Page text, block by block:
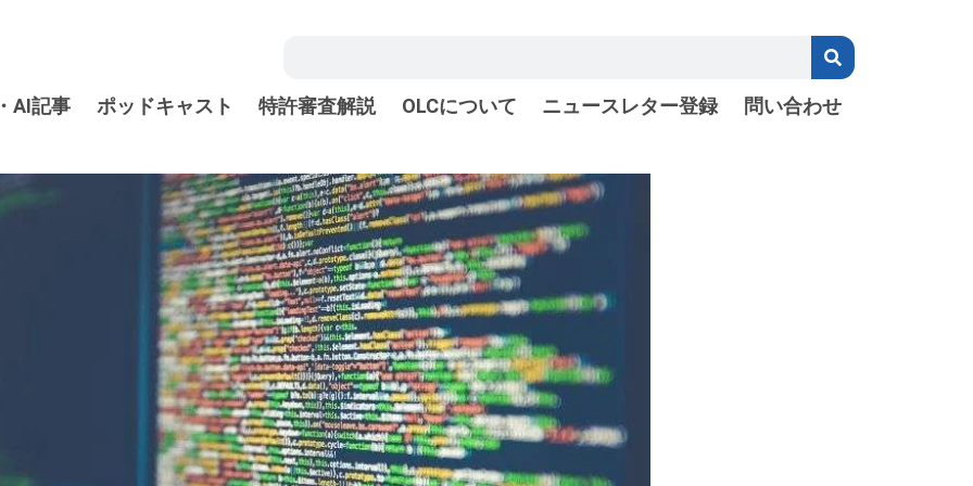
AI記事 ポッドキャスト 特許審査解説 OLCについて ニュースレター登録 問い合わせ